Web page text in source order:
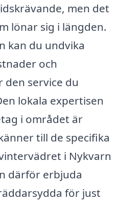
men det
lönar sig i längden.
kan du undvika
och
den service du
lokala expertisen
i området är
till de specifika
i Nykvarn
därför erbjuda
för just